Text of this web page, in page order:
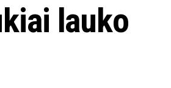
lauko